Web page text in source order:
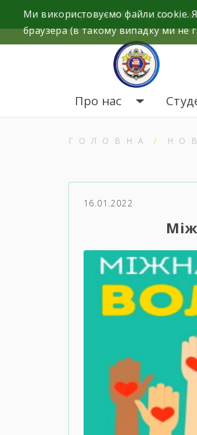
content
Україна, 69011, м.
Про нас
ГОЛОВНА
16.01.2022
Ми використовуємо файли cookie.
браузера (в такому випадку ми не